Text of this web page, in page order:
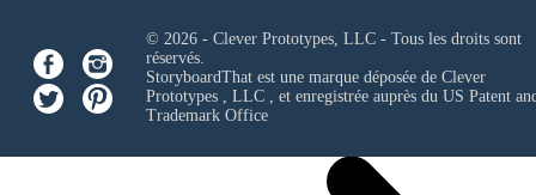
© 2026 - Clever Prototypes, LLC - Tous les droits sont
réservés.
StoryboardThat est une marque déposée de Clever
Prototypes , LLC, et enregistrée auprès du US Patent
Trademark Office